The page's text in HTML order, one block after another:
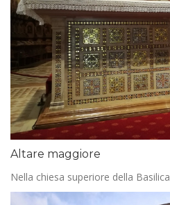
Altare maggiore
Nella chiesa superiore della Basilica